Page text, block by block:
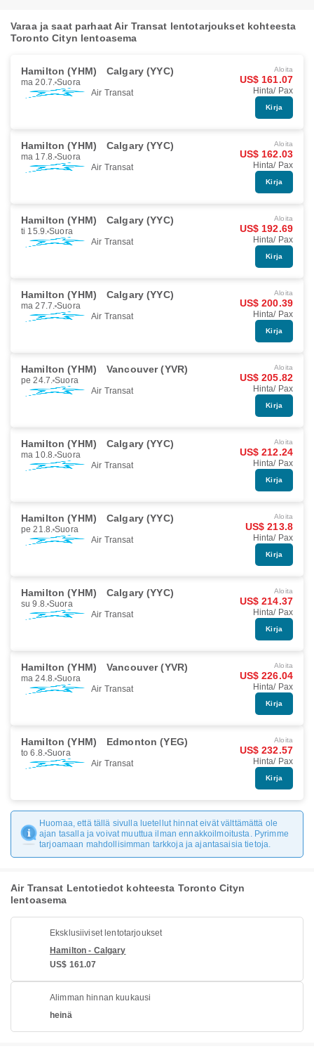
Varaa ja saat parhaat Air Transat lentotarjoukset kohteesta
Toronto Cityn lentoasema
Hamilton (YHM) Calgary (YYC)
ma 20.7. Suora
Air Transat
Aloita
US$ 161.07
Hinta/ Pax
Kirja
Hamilton (YHM) Calgary (YYC)
ma 17.8. Suora
Air Transat
Aloita
US$ 162.03
Hinta/ Pax
Kirja
Hamilton (YHM) Calgary (YYC)
ti 15.9. Suora
Air Transat
Aloita
US$ 192.69
Hinta/ Pax
Kirja
Hamilton (YHM) Calgary (YYC)
ma 27.7. Suora
Air Transat
Aloita
US$ 200.39
Hinta/ Pax
Kirja
Hamilton (YHM) Vancouver (YVR)
pe 24.7. Suora
Air Transat
Aloita
US$ 205.82
Hinta/ Pax
Kirja
Hamilton (YHM) Calgary (YYC)
ma 10.8. Suora
Air Transat
Aloita
US$ 212.24
Hinta/ Pax
Kirja
Hamilton (YHM) Calgary (YYC)
pe 21.8. Suora
Air Transat
Aloita
US$ 213.8
Hinta/ Pax
Kirja
Hamilton (YHM) Calgary (YYC)
su 9.8. Suora
Air Transat
Aloita
US$ 214.37
Hinta/ Pax
Kirja
Hamilton (YHM) Vancouver (YVR)
ma 24.8. Suora
Air Transat
Aloita
US$ 226.04
Hinta/ Pax
Kirja
Hamilton (YHM) Edmonton (YEG)
to 6.8. Suora
Air Transat
Aloita
US$ 232.57
Hinta/ Pax
Kirja
Huomaa, että tällä sivulla luetellut hinnat eivät välttämättä ole
ajan tasalla ja voivat muuttua ilman ennakkoilmoitusta. Pyrimme
tarjoamaan mahdollisimman tarkkoja ja ajantasaisia tietoja.
Air Transat Lentotiedot kohteesta Toronto Cityn
lentoasema
Eksklusiiviset lentotarjoukset
Hamilton - Calgary
US$ 161.07
Alimman hinnan kuukausi
heinä